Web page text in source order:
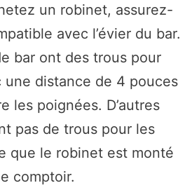
un robinet, assurez-
avec l’évier du bar.
bar ont des trous pour
une distance de 4 pouces
les poignées. D’autres
pas de trous pour les
que le robinet est monté
comptoir.